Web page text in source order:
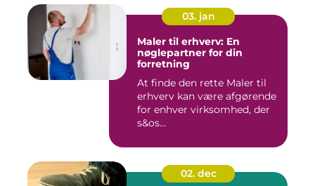
03. jan
Maler til erhverv: En
nøglepartner for din
forretning
At finde den rette Maler til
erhverv kan være afgørende
for enhver virksomhed, der
s&os...
02. dec